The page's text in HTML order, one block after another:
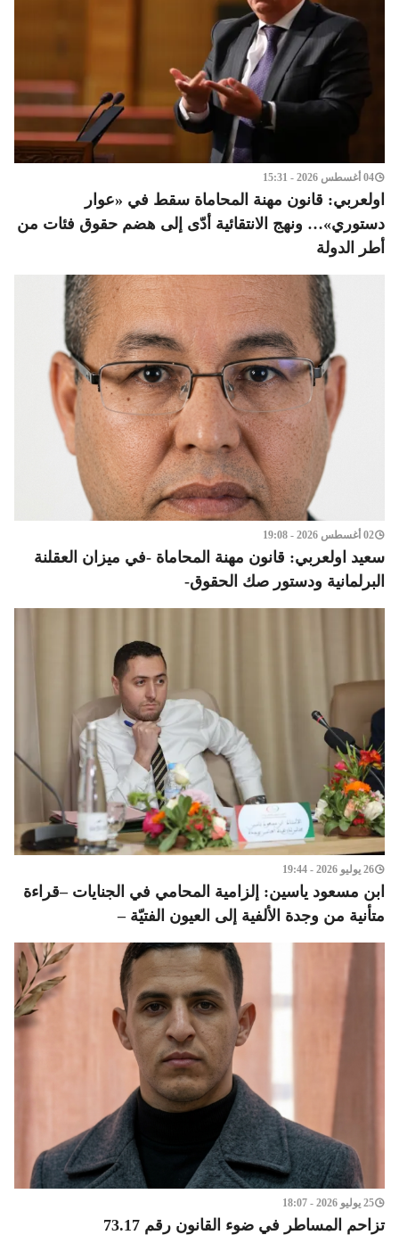
04 أغسطس 2026 - 15:31
اولعربي: قانون مهنة المحاماة سقط في «عوار
دستوري»… ونهج الانتقائية أدّى إلى هضم حقوق فئات من
أطر الدولة
02 أغسطس 2026 - 19:08
سعيد اولعربي: قانون مهنة المحاماة -في ميزان العقلنة
البرلمانية ودستور صك الحقوق-
26 يوليو 2026 - 19:44
ابن مسعود ياسين: إلزامية المحامي في الجنايات –قراءة
متأنية من وجدة الألفية إلى العيون الفتيّة –
25 يوليو 2026 - 18:07
تزاحم المساطر في ضوء القانون رقم 73.17